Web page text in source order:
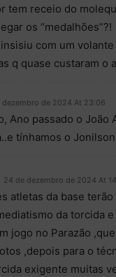
tem receio do
os “medalhões”?!
com um
q quase custaram o
dezembro de 2024 At 23:06
Ano passado o
tínhamos o
24 de dezembro de 2024 At
atletas da base
da torcida
jogo no Parazão
,depois para o
exigente muitas